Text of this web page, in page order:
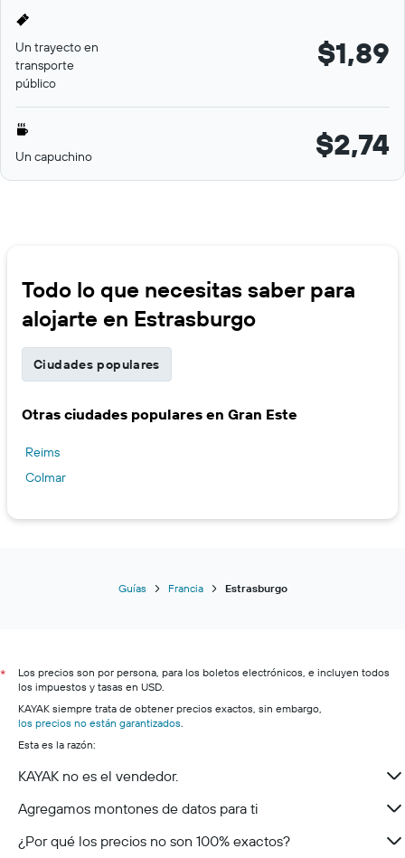
Un trayecto en
transporte
público
$1,89
Un capuchino $2,74
Todo lo que necesitas saber para
alojarte en Estrasburgo
Ciudades populares
Otras ciudades populares en Gran Este
Reims
Colmar
Guías Francia Estrasburgo
*
Los precios son por persona, para los boletos electrónicos, e incluyen todos
los impuestos y tasas en USD.
KAYAK siempre trata de obtener precios exactos, sin embargo,
los precios no están garantizados
Esta es la razón:
KAYAK no es el vendedor.
Agregamos montones de datos para ti
¿Por qué los precios no son 100% exactos?